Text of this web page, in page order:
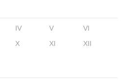
IV V
VI
X XI XII